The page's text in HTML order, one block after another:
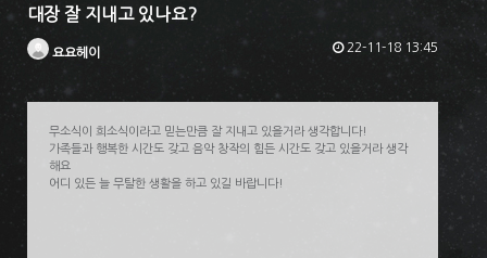
대장 잘 지내고 있나요?
요요헤이 22-11-18 13:45
무소식이 희소식이라고 믿는만큼 잘 지내고 있을거라 생각합니다!
가족들과 행복한 시간도 갖고 음악 창작의 힘든 시간도 갖고 있을거라 생각
해요
어디 있든 늘 무탈한 생활을 하고 있길 바랍니다!